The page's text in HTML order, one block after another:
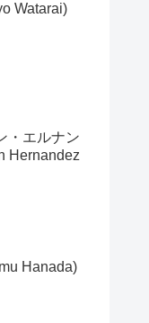
Watarai)
・エルナン
Hernandez
Hanada)